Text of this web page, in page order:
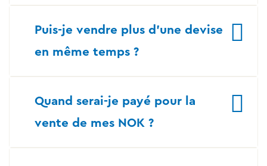
Puis-je vendre plus d’une devise
en même temps ?
Quand serai-je payé pour la
vente de mes NOK ?